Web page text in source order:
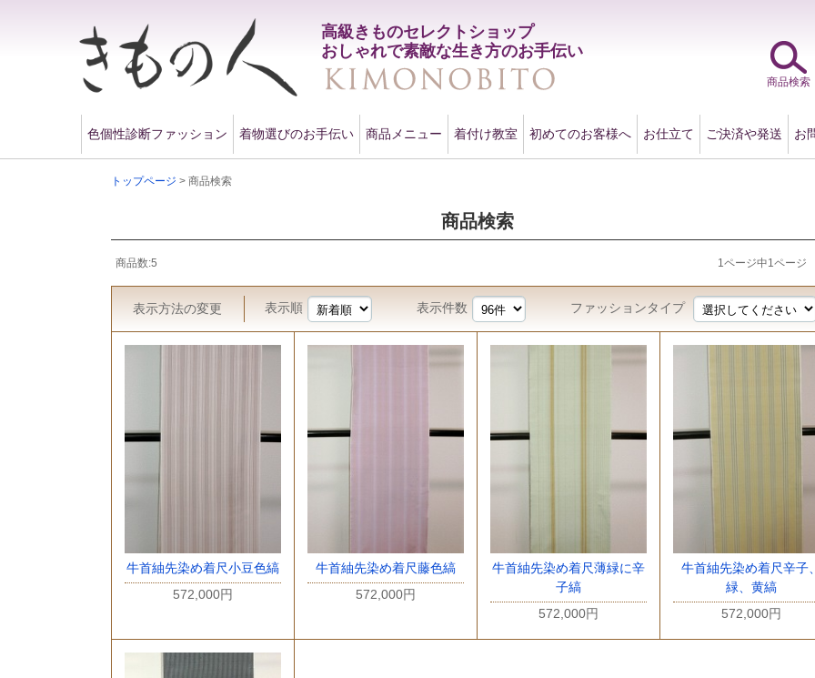
高級きものセレクトショップ
おしゃれで素敵な生き方のお手伝い
色個性診断ファッション 着物選びのお手伝い 商品メニュー 着付け教室 初めてのお客様へ お仕立て ご決済や発送 お
商品検索
トップページ > 商品検索
商品検索
商品数:5 1ページ中1ページ
表示方法の変更 表示順 表示件数 ファッションタイプ
牛首紬先染め着尺小豆色縞
572,000円
牛首紬先染め着尺藤色縞
572,000円
牛首紬先染め着尺薄緑に辛
子縞
572,000円
牛首紬先染め着尺辛子
緑、黄縞
572,000円